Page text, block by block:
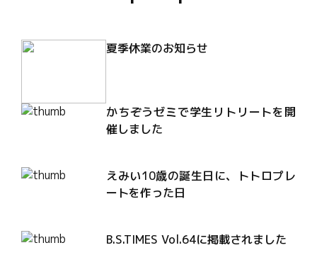
夏季休業のお知らせ
かちぞうゼミで学生リトリートを開
催しました
えみい10歳の誕生日に、トトロプレ
ートを作った日
B.S.TIMES Vol.64に掲載されました